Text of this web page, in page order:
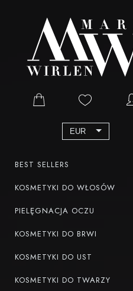
EUR
BEST SELLERS
KOSMETYKI DO WŁOSÓW
PIELĘGNACJA OCZU
KOSMETYKI DO BRWI
KOSMETYKI DO UST
KOSMETYKI DO TWARZY